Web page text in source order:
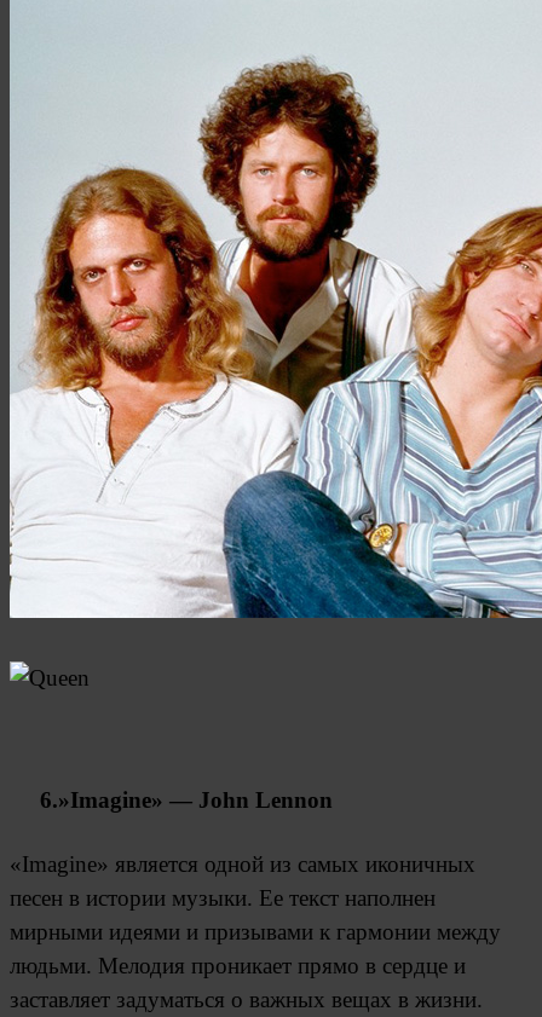
6.»Imagine» — John Lennon
«Imagine» является одной из самых иконичных
песен в истории музыки. Ее текст наполнен
мирными идеями и призывами к гармонии между
людьми. Мелодия проникает прямо в сердце и
заставляет задуматься о важных вещах в жизни.